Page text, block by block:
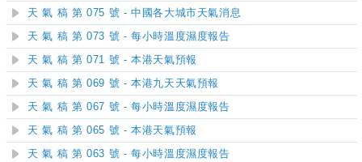
天 氣 稿 第 075 號 - 中國各大城市天氣消息
天 氣 稿 第 073 號 - 每小時溫度濕度報告
天 氣 稿 第 071 號 - 本港天氣預報
天 氣 稿 第 069 號 - 本港九天天氣預報
天 氣 稿 第 067 號 - 每小時溫度濕度報告
天 氣 稿 第 065 號 - 本港天氣預報
天 氣 稿 第 063 號 - 每小時溫度濕度報告